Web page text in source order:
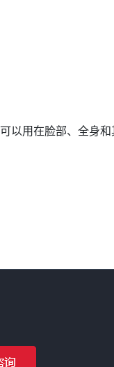
以用在脸部、全身